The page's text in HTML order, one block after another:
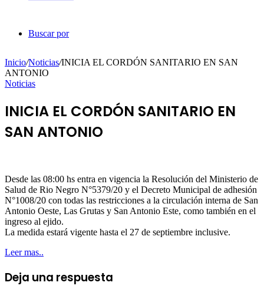
Buscar por
Inicio/Noticias/INICIA EL CORDÓN SANITARIO EN SAN
ANTONIO
Noticias
INICIA EL CORDÓN SANITARIO EN
SAN ANTONIO
Desde las 08:00 hs entra en vigencia la Resolución del Ministerio de
Salud de Rio Negro N°5379/20 y el Decreto Municipal de adhesión
N°1008/20 con todas las restricciones a la circulación interna de San
Antonio Oeste, Las Grutas y San Antonio Este, como también en el
ingreso al ejido.
La medida estará vigente hasta el 27 de septiembre inclusive.
Leer mas..
Deja una respuesta